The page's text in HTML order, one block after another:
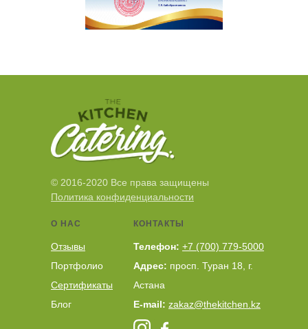
О НАС
Отзывы
Портфолио
Сертификаты
Блог
© 2016-2020 Все права защищены
Политика конфиденциальности
КОНТАКТЫ
Телефон: +7 (700) 779-5000
Адрес: просп. Туран 18, г.
Астана
E-mail: zakaz@thekitchen.kz